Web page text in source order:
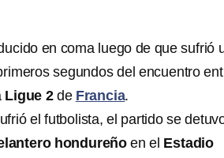
en coma luego de que sufrió
segundos del encuentro
Ligue 2 de Francia.
el futbolista, el partido se
hondureño en el Estadio